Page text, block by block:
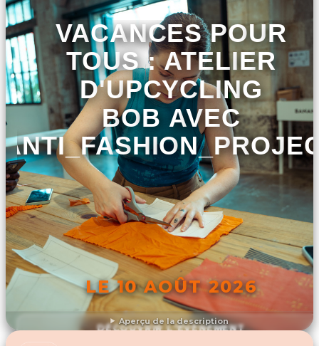
Aperçu de la description
VACANCES POUR
TOUS : ATELIER
D'UPCYCLING
BOB AVEC
LE 10 AOÛT 2026
DÉCOUVRIR L'ÉVÉNEMENT